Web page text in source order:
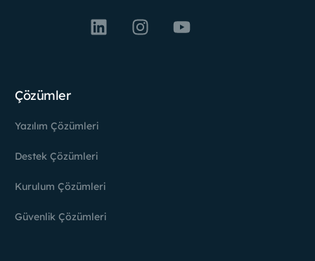
Çözümler
Yazılım Çözümleri
Destek Çözümleri
Kurulum Çözümleri
Güvenlik Çözümleri